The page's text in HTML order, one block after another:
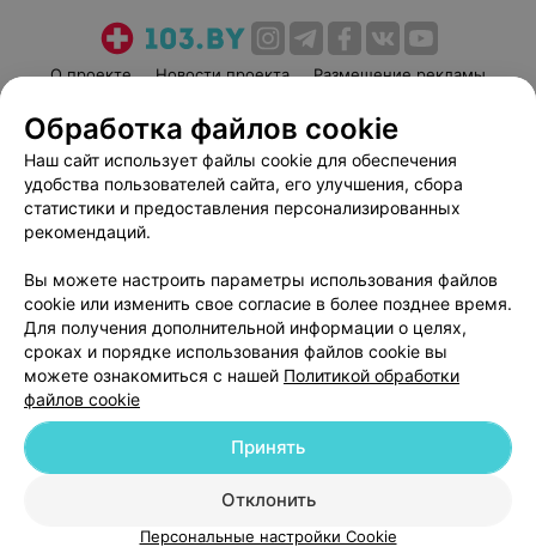
О проекте Новости проекта
Размещение рекламы
Пользовательское соглашение
Способы оплаты
Вакансии
Партнеры
Написать руководителю 103.by
Персональные настройки cookie
Обработка персональных данных
© 2026 ООО «Артокс Лаб», УНП 191700409| 220012, Республика Беларусь,
г. Минск, улица Толбухина, 2, пом. 16 | help@103.by
Служба поддержки +375 291212755
Обработка файлов cookie
Наш сайт использует файлы cookie для обеспечения
удобства пользователей сайта, его улучшения, сбора
статистики и предоставления персонализированных
рекомендаций.
Вы можете настроить параметры использования файлов
cookie или изменить свое согласие в более позднее время.
Для получения дополнительной информации о целях,
сроках и порядке использования файлов cookie вы
можете ознакомиться с нашей Политикой обработки
файлов cookie
Отклонить
Принять
Персональные настройки Cookie